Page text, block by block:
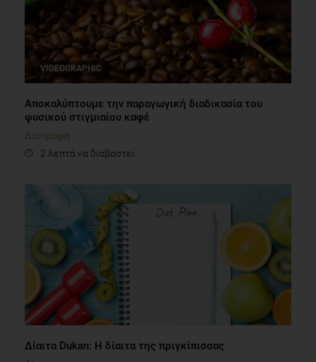
VIDEOGRAPHIC
Αποκαλύπτουμε την παραγωγική διαδικασία του
φυσικού στιγμιαίου καφέ
Διατροφή
2 λεπτά να διαβαστεί
Δίαιτα Dukan: H δίαιτα της πριγκίπισσας